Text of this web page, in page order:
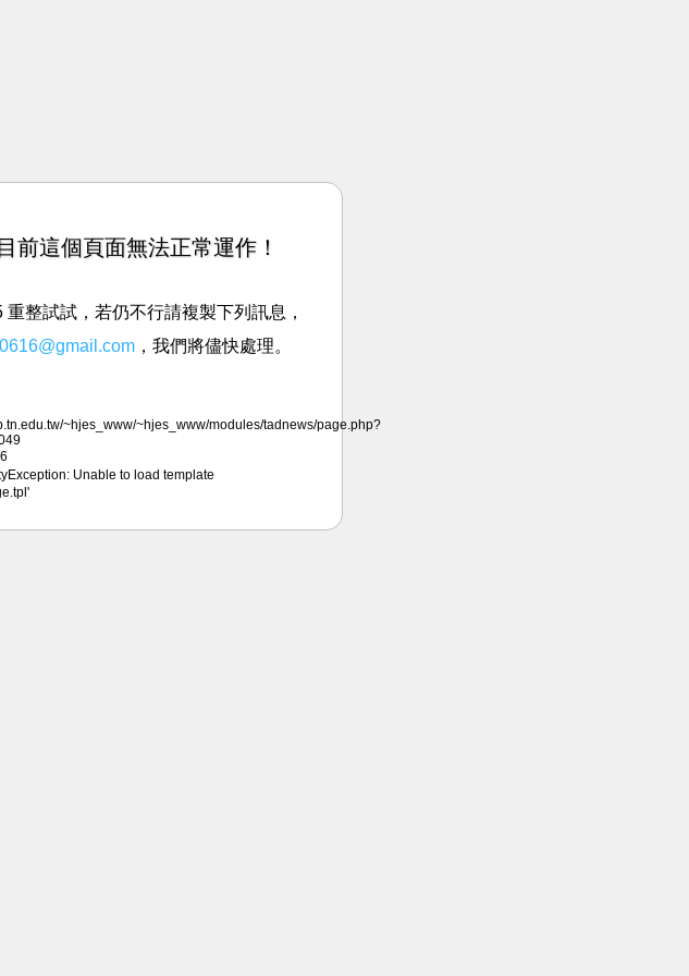
前這個頁面無法正常運作！
重整試試，若仍不行請複製下列訊息，
，我們將儘快處理。
~hjes_www/~hjes_www/modules/tadnews/page.php?
Unable to load template